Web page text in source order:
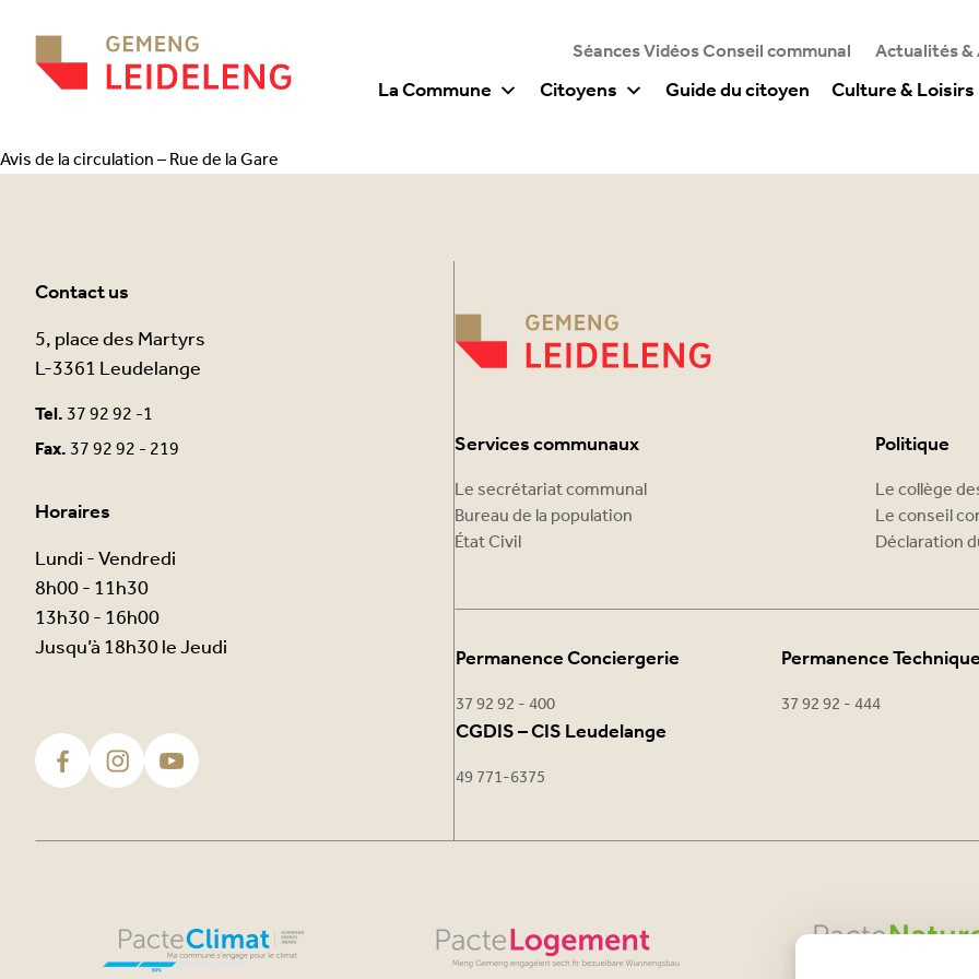
Séances Vidéos Conseil communal Actualités &
La Commune Citoyens Guide du citoyen Culture & Loisirs
Avis de la circulation – Rue de la Gare
Contact us
5, place des Martyrs
L-3361 Leudelange
Tel.37 92 92 -1
Fax.37 92 92 - 219
Horaires
Lundi - Vendredi
8h00 - 11h30
13h30 - 16h00
Jusqu’à 18h30 le Jeudi
Services communaux
Le secrétariat communal
Bureau de la population
État Civil
Politique
Le collège
Le conseil
Déclaration
Permanence Conciergerie
37 92 92 - 400
Permanence
37 92 92 - 444
CGDIS – CIS Leudelange
49 771-6375